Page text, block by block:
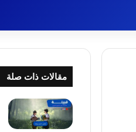
مقالات ذات صلة